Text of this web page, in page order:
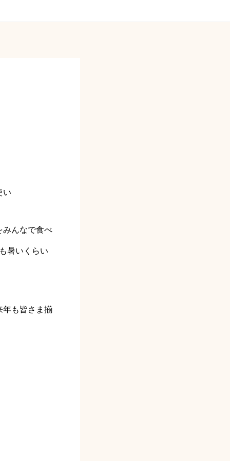
い
みんなで食べ
暑いくらい
年も皆さま揃